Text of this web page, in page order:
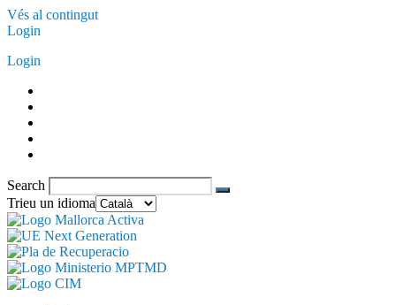
Vés al contingut
Login
Login
Search
Trieu un idioma